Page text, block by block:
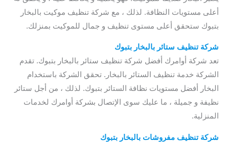
أعلى مستويات النظافة. لذلك ، مع شركة تنظيف موكيت بالبخار
بتبوك ستحقق أعلى مستوى تنظيف و جمال للموكيت بمنزلك.
شركة تنظيف ستائر بالبخار بتبوك
تعد شركة أوامرك أفضل شركة تنظيف ستائر بالبخار بتبوك. تقدم
الشركة خدمة تنظيف الستائر بالبخار. تحقق الشركة باستخدام
البخار أفضل مستويات نظافة الستائر بتبوك. لذلك ، من أجل ستائر
نظيفة و جميلة ، ما عليك سوى الإتصال بشركة أوامرك لخدمات
المنزلية.
شركة تنظيف مفروشات بالبخار بتبوك